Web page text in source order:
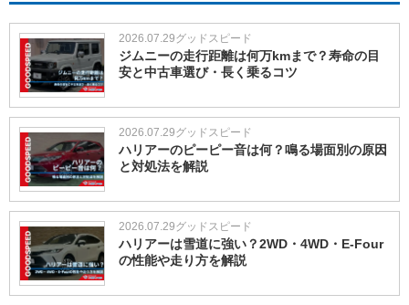
2026.07.29グッドスピード
ジムニーの走行距離は何万kmまで？寿命の目
安と中古車選び・長く乗るコツ
2026.07.29グッドスピード
ハリアーのピーピー音は何？鳴る場面別の原因
と対処法を解説
2026.07.29グッドスピード
ハリアーは雪道に強い？2WD・4WD・E-Four
の性能や走り方を解説